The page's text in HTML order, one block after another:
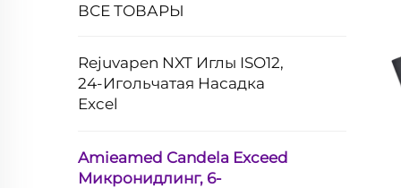
ВСЕ ТОВАРЫ
Rejuvapen NXT Иглы ISO12,
24-Игольчатая Насадка
Excel
Amieamed Candela Exceed
Микронидлинг, 6-